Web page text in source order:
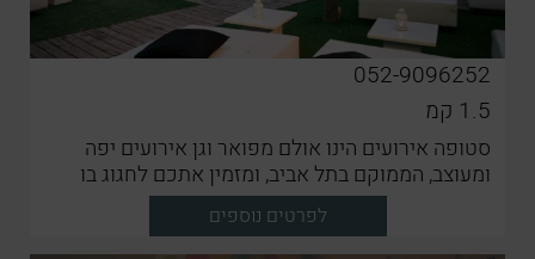
052-9096252
1.5 קמ
סטופה אירועים הינו אולם מפואר וגן אירועים יפה
ומעוצב, הממוקם בתל אביב, ומזמין אתכם לחגוג בו
אירועים מיוחדים וחשוביםלפרטים נוספים